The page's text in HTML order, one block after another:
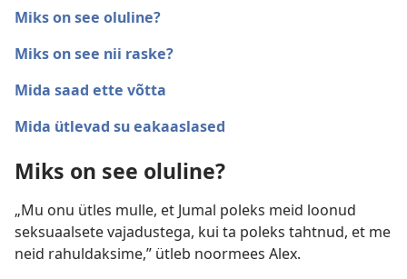
Miks on see oluline?
Miks on see nii raske?
Mida saad ette võtta
Mida ütlevad su eakaaslased
Miks on see oluline?
„Mu onu ütles mulle, et Jumal poleks meid loonud
seksuaalsete vajadustega, kui ta poleks tahtnud, et me
neid rahuldaksime,” ütleb noormees Alex.